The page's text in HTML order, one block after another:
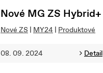
Nové MG ZS Hybrid+
Nové ZS | MY24 | Produktové
08. 09. 2024 Detail